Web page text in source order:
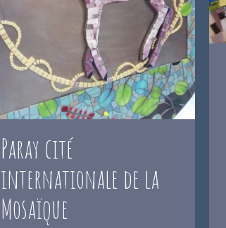
Paray cité
internationale de la
Mosaïque